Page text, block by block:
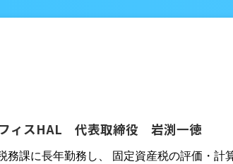
ィスHAL 代表取締役 岩渕一徳
課に長年勤務し、 固定資産税の評価・計